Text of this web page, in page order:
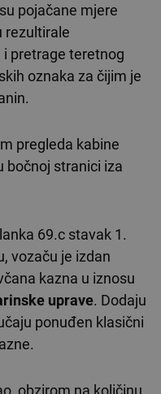
pojačane mjere
rezultirale
pretrage teretnog
oznaka za čijim je
pregleda kabine
bočnoj stranici iza
69.c stavak 1.
vozaču je izdan
kazna u iznosu
uprave. Dodaju
ponuđen klasični
obzirom na količinu